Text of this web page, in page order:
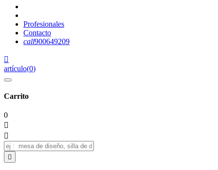
Profesionales
Contacto
call900649209

artículo(0)
Carrito
0


